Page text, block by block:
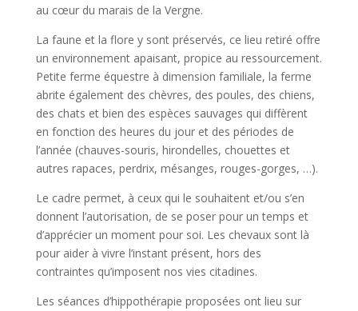
au cœur du marais de la Vergne.
La faune et la flore y sont préservés, ce lieu retiré offre
un environnement apaisant, propice au ressourcement.
Petite ferme équestre à dimension familiale, la ferme
abrite également des chèvres, des poules, des chiens,
des chats et bien des espèces sauvages qui diffèrent
en fonction des heures du jour et des périodes de
l’année (chauves-souris, hirondelles, chouettes et
autres rapaces, perdrix, mésanges, rouges-gorges, …).
Le cadre permet, à ceux qui le souhaitent et/ou s’en
donnent l’autorisation, de se poser pour un temps et
d’apprécier un moment pour soi. Les chevaux sont là
pour aider à vivre l’instant présent, hors des
contraintes qu’imposent nos vies citadines.
Les séances d’hippothérapie proposées ont lieu sur